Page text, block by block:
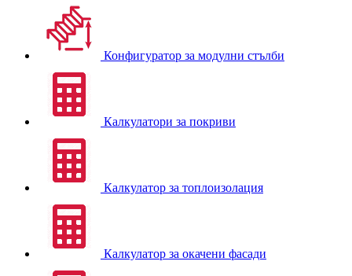
Конфигуратор за модулни стълби
Калкулатори за покриви
Калкулатор за топлоизолация
Калкулатор за окачени фасади